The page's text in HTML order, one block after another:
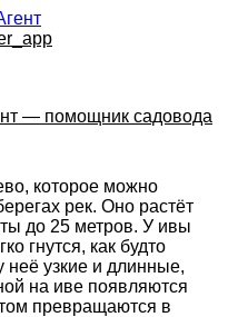
— помощник садовода
которое можно
рек. Оно растёт
до 25 метров. У ивы
гнутся, как будто
неё узкие и длинные,
на иве появляются
превращаются в